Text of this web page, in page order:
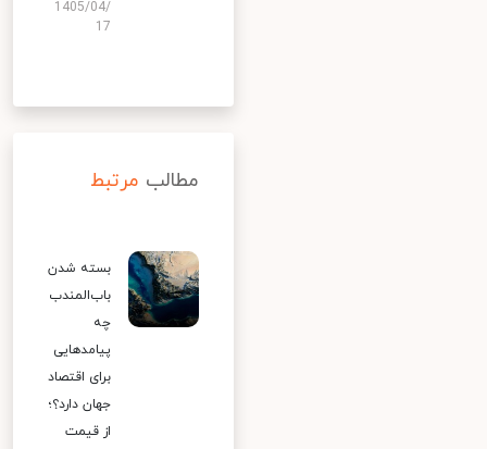
1405/04/
17
مطالب مرتبط
بسته شدن
باب‌المندب
چه
پیامدهایی
برای اقتصاد
جهان دارد؟؛
از قیمت